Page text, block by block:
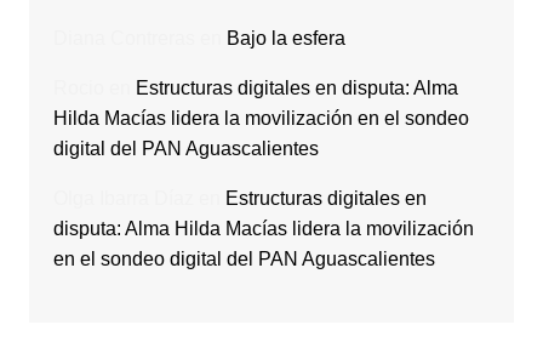
Bajo la esfera
Estructuras digitales en disputa: Alma
Hilda Macías lidera la movilización en el sondeo
digital del PAN Aguascalientes
Estructuras digitales en
disputa: Alma Hilda Macías lidera la movilización
en el sondeo digital del PAN Aguascalientes